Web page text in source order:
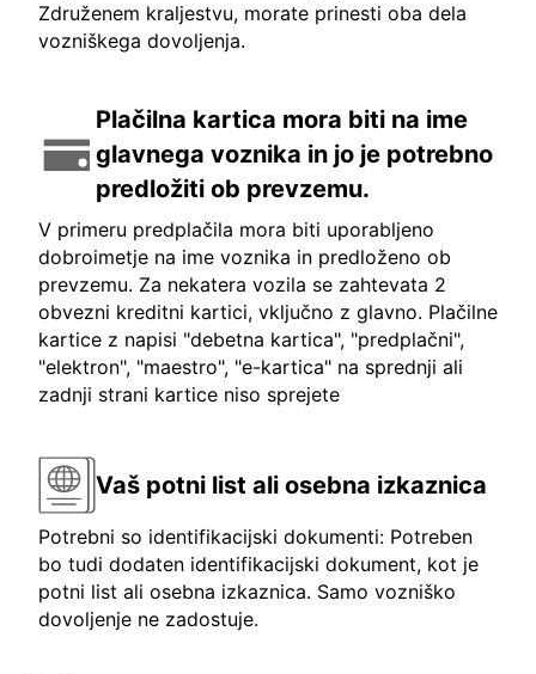
Združenem kraljestvu, morate prinesti oba dela
vozniškega dovoljenja.
Plačilna kartica mora biti na ime
glavnega voznika in jo je potrebno
predložiti ob prevzemu.
V primeru predplačila mora biti uporabljeno
dobroimetje na ime voznika in predloženo ob
prevzemu. Za nekatera vozila se zahtevata 2
obvezni kreditni kartici, vključno z glavno. Plačilne
kartice z napisi "debetna kartica", "predplačni",
"elektron", "maestro", "e-kartica" na sprednji ali
zadnji strani kartice niso sprejete
Vaš potni list ali osebna izkaznica
Potrebni so identifikacijski dokumenti: Potreben
bo tudi dodaten identifikacijski dokument, kot je
potni list ali osebna izkaznica. Samo vozniško
dovoljenje ne zadostuje.